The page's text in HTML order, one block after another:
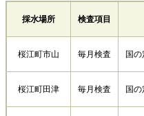
採水場所 検査項目
桜江町市山 毎月検査 国の
桜江町田津 毎月検査 国の